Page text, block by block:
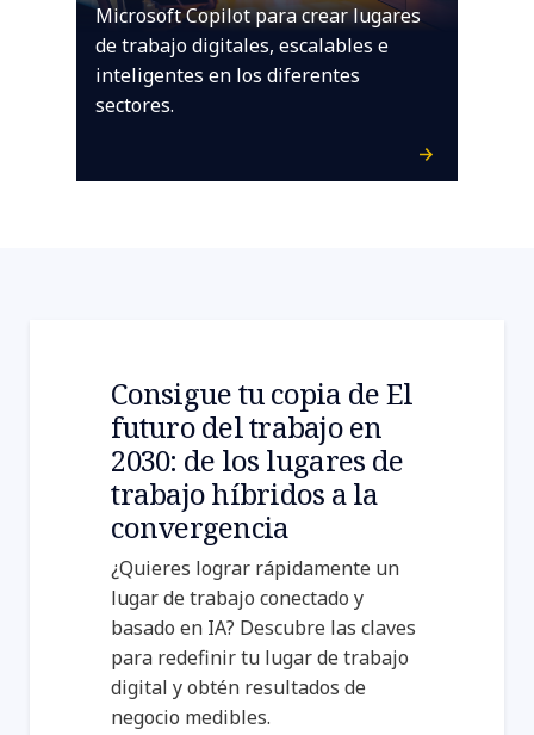
Microsoft Copilot para crear lugares
de trabajo digitales, escalables e
inteligentes en los diferentes
sectores.
Consigue tu copia de El
futuro del trabajo en
2030: de los lugares de
trabajo híbridos a la
convergencia
¿Quieres lograr rápidamente un
lugar de trabajo conectado y
basado en IA? Descubre las claves
para redefinir tu lugar de trabajo
digital y obtén resultados de
negocio medibles.